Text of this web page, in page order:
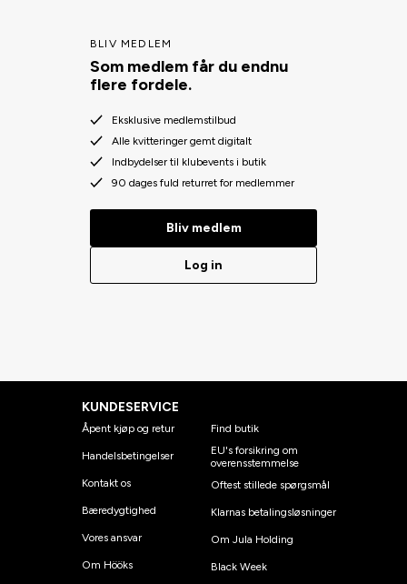
BLIV MEDLEM
Som medlem får du endnu
flere fordele.
Eksklusive medlemstilbud
Alle kvitteringer gemt digitalt
Indbydelser til klubevents i butik
90 dages fuld returret for medlemmer
Bliv medlem
Log in
KUNDESERVICE
Åpent kjøp og retur
Handelsbetingelser
Kontakt os
Bæredygtighed
Vores ansvar
Om Hööks
Find butik
EU's forsikring om
overensstemmelse
Oftest stillede spørgsmål
Klarnas betalingsløsninger
Om Jula Holding
Black Week